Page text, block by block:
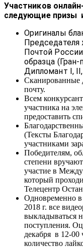
Участников
следующие призы
Оригиналы
Почтой
образца
Дипломант I,
почту.
Всем
участника на
предоставить
(Тексты
участниками
Победителям,
степени
участие в
который
Телецентр
Одновременно
2018 г. все
выкладываться
поступления.
декабря в 12-
количество